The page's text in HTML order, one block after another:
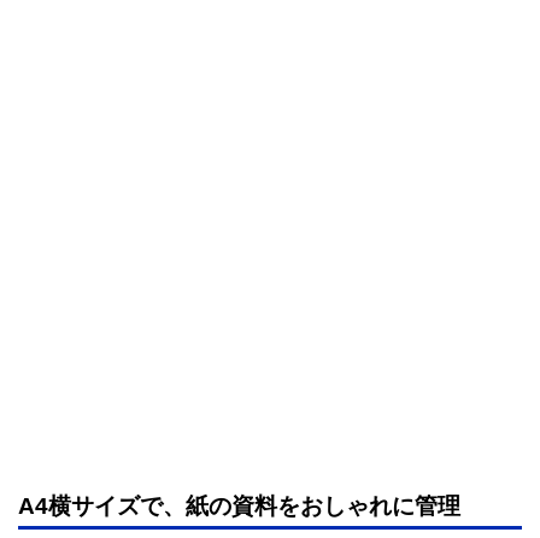
A4横サイズで、紙の資料をおしゃれに管理